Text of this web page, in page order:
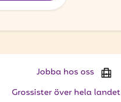
Jobba hos oss
Grossister över hela landet